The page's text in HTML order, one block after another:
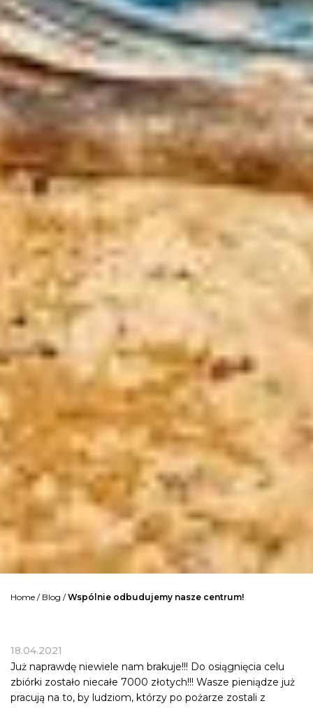
Home / Blog /Wspólnie odbudujemy nasze centrum!
18.04.2021
Już naprawdę niewiele nam brakuje!!! Do osiągnięcia celu
zbiórki zostało niecałe 7000 złotych!!! Wasze pieniądze już
pracują na to, by ludziom, którzy po pożarze zostali z